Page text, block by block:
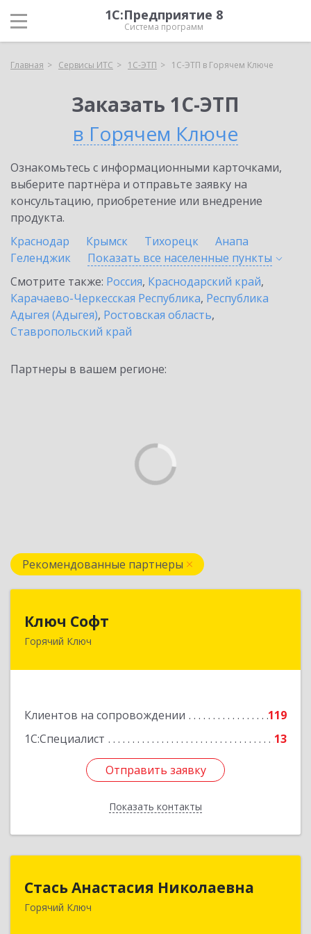
1С:Предприятие 8
Система программ
Главная Сервисы ИТС 1С-ЭТП 1С-ЭТП в Горячем Ключе
Заказать 1С-ЭТП
в Горячем Ключе
Ознакомьтесь с информационными карточками,
выберите партнёра и отправьте заявку на
консультацию, приобретение или внедрение
продукта.
Краснодар
Крымск Тихорецк
Анапа
Геленджик
Показать все населенные пункты
Смотрите также: Россия, Краснодарский край,
Карачаево-Черкесская Республика, Республика
Адыгея (Адыгея), Ростовская область,
Ставропольский край
Партнеры в вашем регионе:
Рекомендованные партнеры
Ключ Софт
Горячий Ключ
Клиентов на сопровождении
119
1С:Специалист
13
Отправить заявку
Показать контакты
353287, Краснодарский край, Горячий Ключ г,
Отправить заявку
Назад
Стась Анастасия Николаевна
Горячий Ключ
353290, г. Горячий Ключ, ул. Ленина, д. 242,